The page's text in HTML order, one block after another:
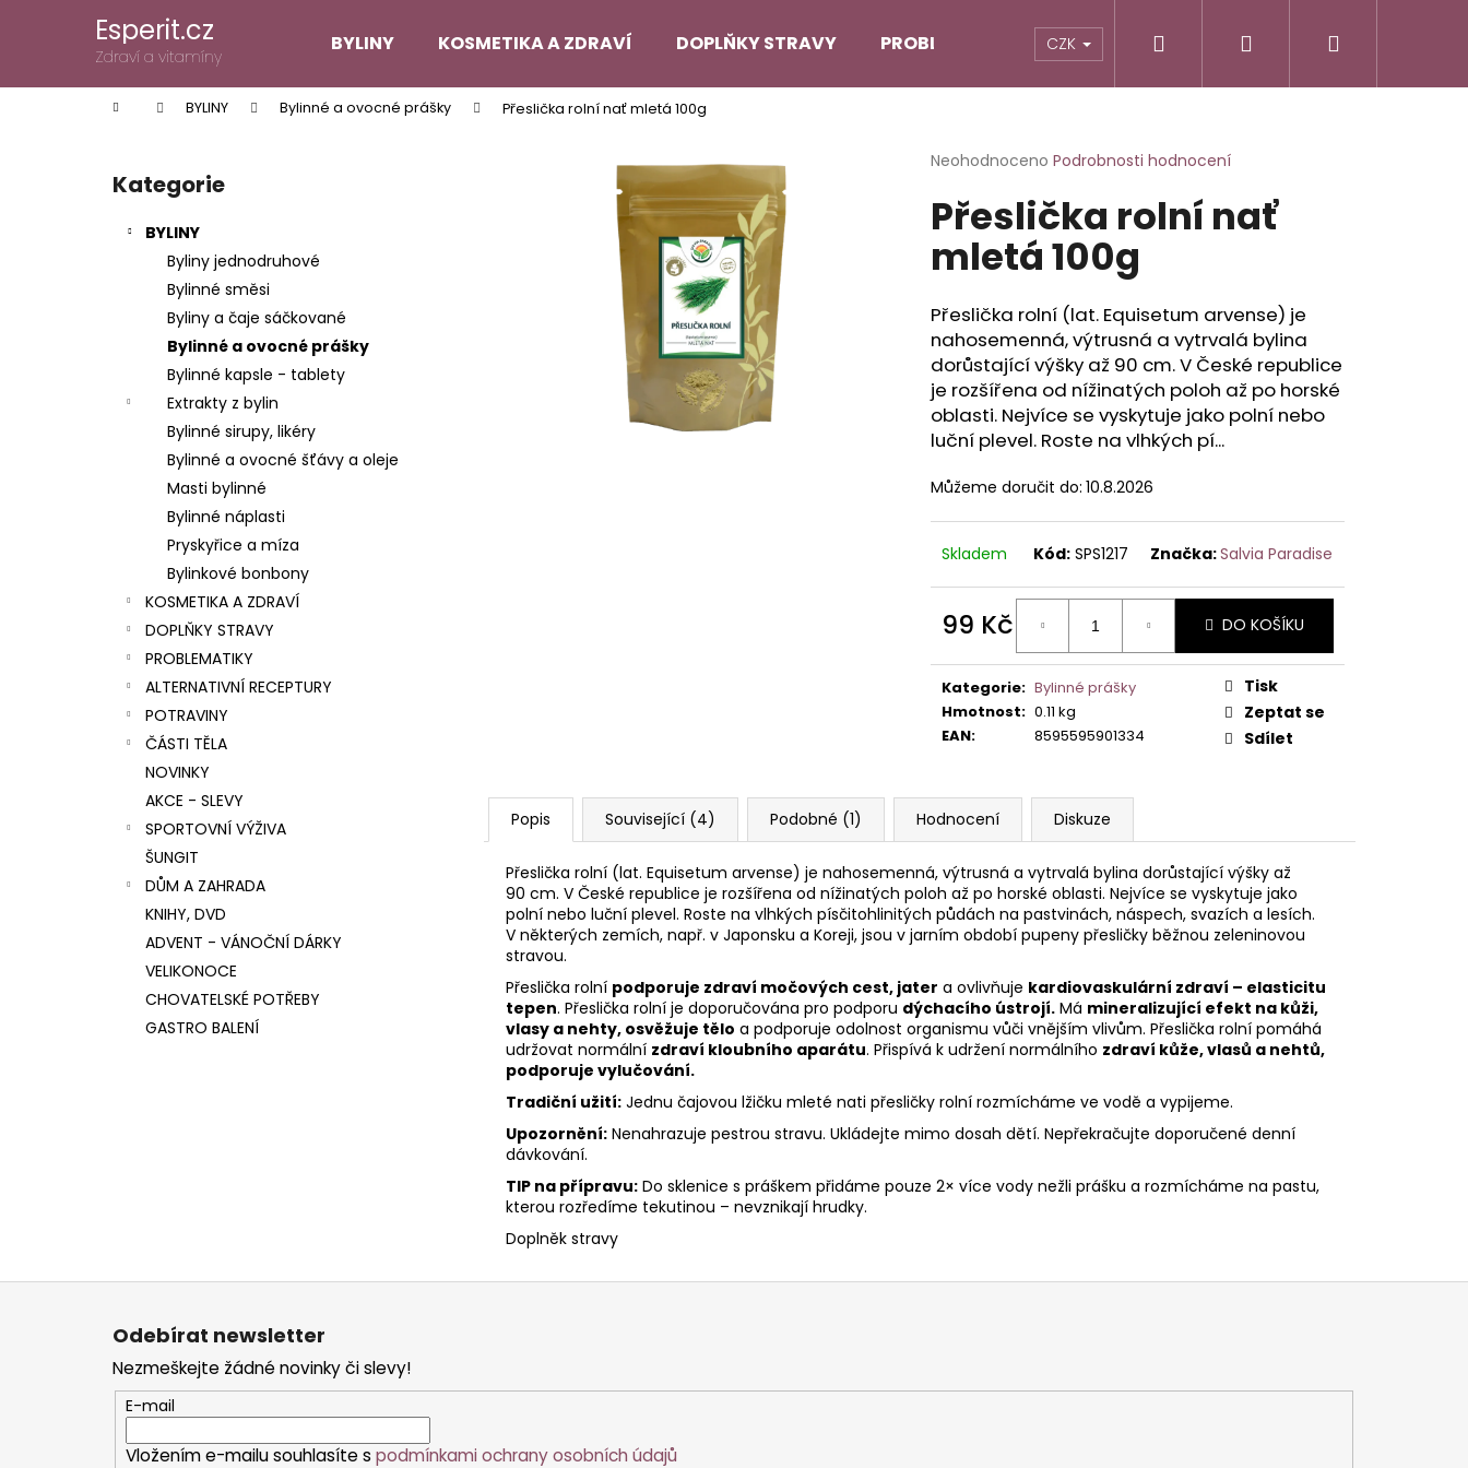
Esperit.cz
Zdraví a vitamíny
BYLINY KOSMETIKA A ZDRAVÍ DOPLŇKY STRAVY PROBLEMATIKY ALTERNATIVNÍ RECEPTURY
CZK Přihlášení
Domů BYLINY Bylinné a ovocné prášky Přeslička rolní nať mletá 100g
Přeskočit
kategorie
Kategorie
BYLINY
Byliny jednodruhové
Bylinné směsi
Byliny a čaje sáčkované
Bylinné a ovocné prášky
Bylinné kapsle - tablety
Extrakty z bylin
Bylinné sirupy, likéry
Bylinné a ovocné šťávy a oleje
Masti bylinné
Bylinné náplasti
Pryskyřice a míza
Bylinkové bonbony
KOSMETIKA A ZDRAVÍ
DOPLŇKY STRAVY
PROBLEMATIKY
ALTERNATIVNÍ RECEPTURY
POTRAVINY
ČÁSTI TĚLA
NOVINKY
AKCE - SLEVY
SPORTOVNÍ VÝŽIVA
ŠUNGIT
DŮM A ZAHRADA
KNIHY, DVD
ADVENT - VÁNOČNÍ DÁRKY
VELIKONOCE
CHOVATELSKÉ POTŘEBY
GASTRO BALENÍ
Průměrné
produktu
je
hvězdiček.
Neohodnoceno Podrobnosti hodnocení
Přeslička rolní nať
mletá 100g
Přeslička rolní (lat. Equisetum arvense) je
nahosemenná, výtrusná a vytrvalá bylina
dorůstající výšky až 90 cm. V České republice
je rozšířena od nížinatých poloh až po horské
oblasti. Nejvíce se vyskytuje jako polní nebo
luční plevel. Roste na vlhkých pí...
Můžeme doručit do: 10.8.2026
Skladem Kód: SPS1217 Značka:Salvia Paradise
99 Kč
cena:
DO KOŠÍKU
Kategorie: Bylinné prášky
Hmotnost: 0.11 kg
EAN: 8595595901334
Tisk
Zeptat se
Sdílet
Popis Související (4) Podobné (1) Hodnocení Diskuze
Přeslička rolní (lat. Equisetum arvense) je nahosemenná, výtrusná a vytrvalá bylina dorůstající výšky až
90 cm. V České republice je rozšířena od nížinatých poloh až po horské oblasti. Nejvíce se vyskytuje jako
polní nebo luční plevel. Roste na vlhkých písčitohlinitých půdách na pastvinách, náspech, svazích a lesích.
V některých zemích, např. v Japonsku a Koreji, jsou v jarním období pupeny přesličky běžnou zeleninovou
stravou.
Přeslička rolní podporuje zdraví močových cest, jater a ovlivňuje kardiovaskulární zdraví – elasticitu
tepen. Přeslička rolní je doporučována pro podporu dýchacího ústrojí. Má mineralizující efekt na kůži,
vlasy a nehty, osvěžuje tělo a podporuje odolnost organismu vůči vnějším vlivům. Přeslička rolní pomáhá
udržovat normální zdraví kloubního aparátu. Přispívá k udržení normálního zdraví kůže, vlasů a nehtů,
podporuje vylučování.
Tradiční užití: Jednu čajovou lžičku mleté nati přesličky rolní rozmícháme ve vodě a vypijeme.
Upozornění: Nenahrazuje pestrou stravu. Ukládejte mimo dosah dětí. Nepřekračujte doporučené denní
dávkování.
TIP na přípravu: Do sklenice s práškem přidáme pouze 2× více vody nežli prášku a rozmícháme na pastu,
kterou rozředíme tekutinou – nevznikají hrudky.
Doplněk stravy
í
Zpět
do
Zpět
do
Co potřebujete najít?
Doporučujeme
Z
Odebírat newsletter
Nezmeškejte žádné novinky či slevy!
E-mail
Vložením e-mailu souhlasíte s podmínkami ochrany osobních údajů